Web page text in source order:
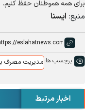
برای همه هموطنان حفظ کنیم.
منبع: ایسنا
برچسب ها:مدیریت مصرف
اخبار مرتبط